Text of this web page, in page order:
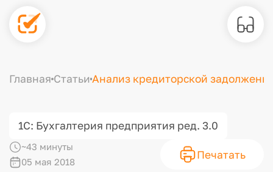
Главная Статьи Анализ кредиторской
1С: Бухгалтерия предприятия ред. 3.0
~43 минуты
05 мая 2018
Печатать